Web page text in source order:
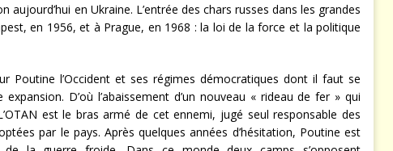
en Ukraine. L’entrée des chars russes dans les grandes
en 1956, et à Prague, en 1968 : la loi de la force et la politique
Poutine l’Occident et ses régimes démocratiques dont il faut se
D’où l’abaissement d’un nouveau « rideau de fer » qui
est le bras armé de cet ennemi, jugé seul responsable des
par le pays. Après quelques années d’hésitation, Poutine est